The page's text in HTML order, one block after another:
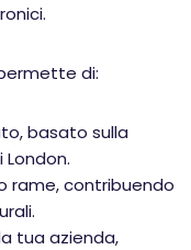
di:
basato sulla
rame, contribuendo
tua azienda,